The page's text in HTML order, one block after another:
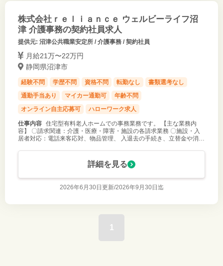
株式会社ｒｅｌｉａｎｃｅ ウェルビーライフ沼
津 介護事務の契約社員求人
提供元: 沼津公共職業安定所 / 介護事務 / 契約社員
月給21万〜22万円
静岡県沼津市
経験不問 学歴不問 資格不問 転勤なし
書類選考なし
通勤手当あり
マイカー通勤可
年齢不問
オンライン自主応募可
ハローワーク求人
仕事内容 住宅型有料老人ホームでの事務業務です。 【主な業務内
容】 〇請求関連：介護・医療・障害・施設の各請求業務 〇施設・入
居者対応：電話来客応対、物品管理、 入退去の手続き、立替金や消耗
書・納品書の処理
詳細を見る
2026年6月30日更新/2026年9月30日迄
1